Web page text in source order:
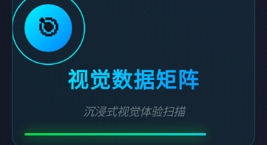
🎯
视觉数据矩阵
沉浸式视觉体验扫描